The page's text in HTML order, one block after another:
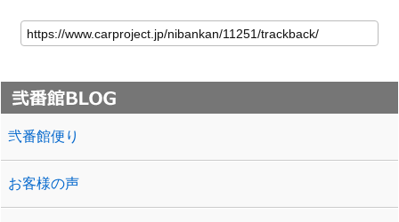
弐番館便り
お客様の声